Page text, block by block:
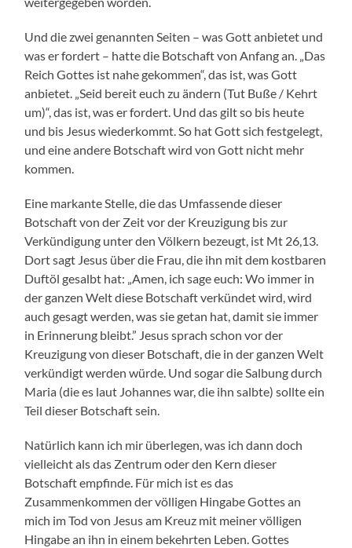
Und die zwei genannten Seiten – was Gott anbietet und
was er fordert – hatte die Botschaft von Anfang an. „Das
Reich Gottes ist nahe gekommen“, das ist, was Gott
anbietet. „Seid bereit euch zu ändern (Tut Buße / Kehrt
um)“, das ist, was er fordert. Und das gilt so bis heute
und bis Jesus wiederkommt. So hat Gott sich festgelegt,
und eine andere Botschaft wird von Gott nicht mehr
kommen.
Eine markante Stelle, die das Umfassende dieser
Botschaft von der Zeit vor der Kreuzigung bis zur
Verkündigung unter den Völkern bezeugt, ist Mt 26,13.
Dort sagt Jesus über die Frau, die ihn mit dem kostbaren
Duftöl gesalbt hat: „Amen, ich sage euch: Wo immer in
der ganzen Welt diese Botschaft verkündet wird, wird
auch gesagt werden, was sie getan hat, damit sie immer
in Erinnerung bleibt.” Jesus sprach schon vor der
Kreuzigung von dieser Botschaft, die in der ganzen Welt
verkündigt werden würde. Und sogar die Salbung durch
Maria (die es laut Johannes war, die ihn salbte) sollte ein
Teil dieser Botschaft sein.
Natürlich kann ich mir überlegen, was ich dann doch
vielleicht als das Zentrum oder den Kern dieser
Botschaft empfinde. Für mich ist es das
Zusammenkommen der völligen Hingabe Gottes an
mich im Tod von Jesus am Kreuz mit meiner völligen
Hingabe an ihn in einem bekehrten Leben. Gottes